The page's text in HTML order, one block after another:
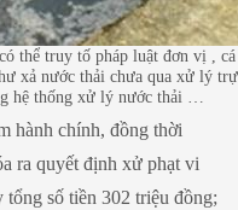
thể truy tố pháp luật đơn vị ,
xả nước thải chưa qua xử lý
hệ thống xử lý nước thải …
hành chính, đồng thời
ra quyết định xử phạt vi
số tiền 302 triệu đồng;